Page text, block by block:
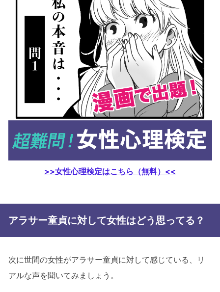
>>女性心理検定はこちら（無料）<<
アラサー童貞に対して女性はどう思ってる？
次に世間の女性がアラサー童貞に対して感じている、リ
アルな声を聞いてみましょう。